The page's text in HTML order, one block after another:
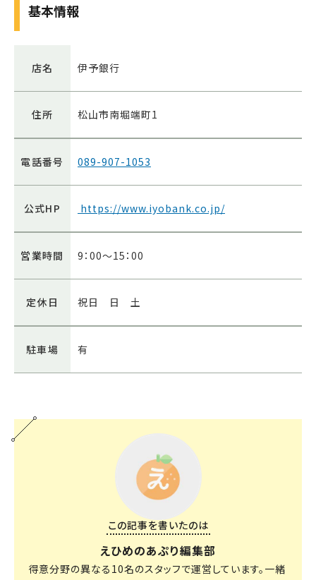
基本情報
店名 伊予銀行
住所 松山市南堀端町1
電話番号 089-907-1053
公式HP https://www.iyobank.co.jp/
営業時間 9：00～15：00
定休日 祝日 日 土
駐車場 有
この記事を書いたのは
えひめのあぷり編集部
得意分野の異なる10名のスタッフで運営しています。一緒